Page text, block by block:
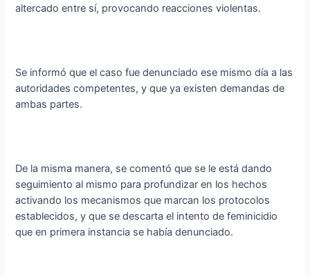
altercado entre sí, provocando reacciones violentas.
Se informó que el caso fue denunciado ese mismo día a las
autoridades competentes, y que ya existen demandas de
ambas partes.
De la misma manera, se comentó que se le está dando
seguimiento al mismo para profundizar en los hechos
activando los mecanismos que marcan los protocolos
establecidos, y que se descarta el intento de feminicidio
que en primera instancia se había denunciado.